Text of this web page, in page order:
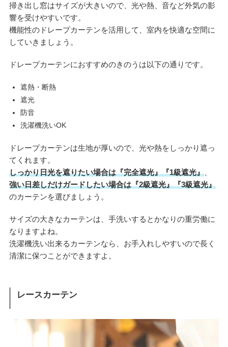
掃き出し窓はサイズが大きいので、光や熱、音など外気の影
響を受けやすいです。
機能性のドレープカーテンを活用して、室内を快適な空間に
していきましょう。
ドレープカーテンにおすすめのきのうは以下の通りです。
遮熱・断熱
遮光
防音
洗濯機洗いOK
ドレープカーテンは生地が厚いので、光や熱をしっかり遮っ
てくれます。
しっかり日光を遮りたい場合は『完全遮光』『1級遮光』、
強い日差しだけガードしたい場合は『2級遮光』『3級遮光』
のカーテンを選びましょう。
サイズの大きなカーテンは、手洗いするとかなりの重労働に
なりますよね。
洗濯機洗い出来るカーテンなら、お手入れしやすいので長く
清潔に保つことができますよ。
レースカーテン